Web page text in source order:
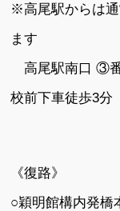
※高尾駅からは
ます
高尾駅南口 ③番
校前下車徒歩3分
《復路》
○穎明館構内発